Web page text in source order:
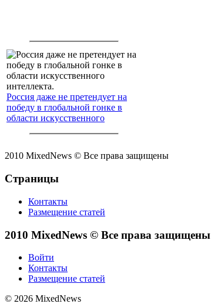
Россия даже не претендует на
победу в глобальной гонке в
области искусственного
2010 MixedNews © Все права защищены
Страницы
Контакты
Размещение статей
2010 MixedNews © Все права защищены
Войти
Контакты
Размещение статей
© 2026 MixedNews